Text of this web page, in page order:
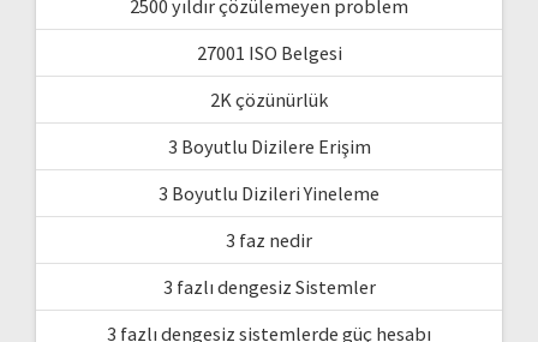
2500 yıldır çözülemeyen problem
27001 ISO Belgesi
2K çözünürlük
3 Boyutlu Dizilere Erişim
3 Boyutlu Dizileri Yineleme
3 faz nedir
3 fazlı dengesiz Sistemler
3 fazlı dengesiz sistemlerde güç hesabı